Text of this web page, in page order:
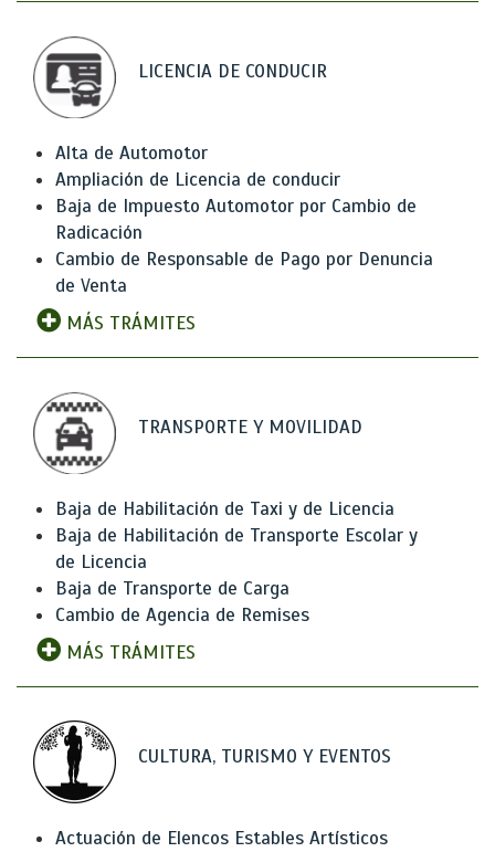
LICENCIA DE CONDUCIR
Alta de Automotor
Ampliación de Licencia de conducir
Baja de Impuesto Automotor por Cambio de
Radicación
Cambio de Responsable de Pago por Denuncia
de Venta
MÁS TRÁMITES
TRANSPORTE Y MOVILIDAD
Baja de Habilitación de Taxi y de Licencia
Baja de Habilitación de Transporte Escolar y
de Licencia
Baja de Transporte de Carga
Cambio de Agencia de Remises
MÁS TRÁMITES
CULTURA, TURISMO Y EVENTOS
Actuación de Elencos Estables Artísticos